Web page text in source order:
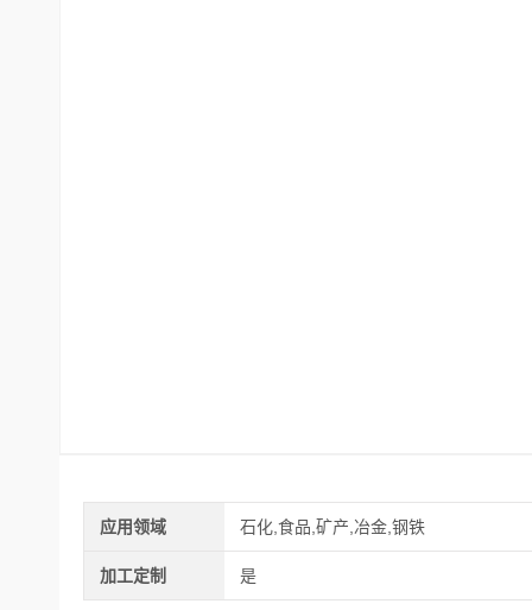
应用领域 石化,食品,矿产,冶金,钢铁
加工定制 是